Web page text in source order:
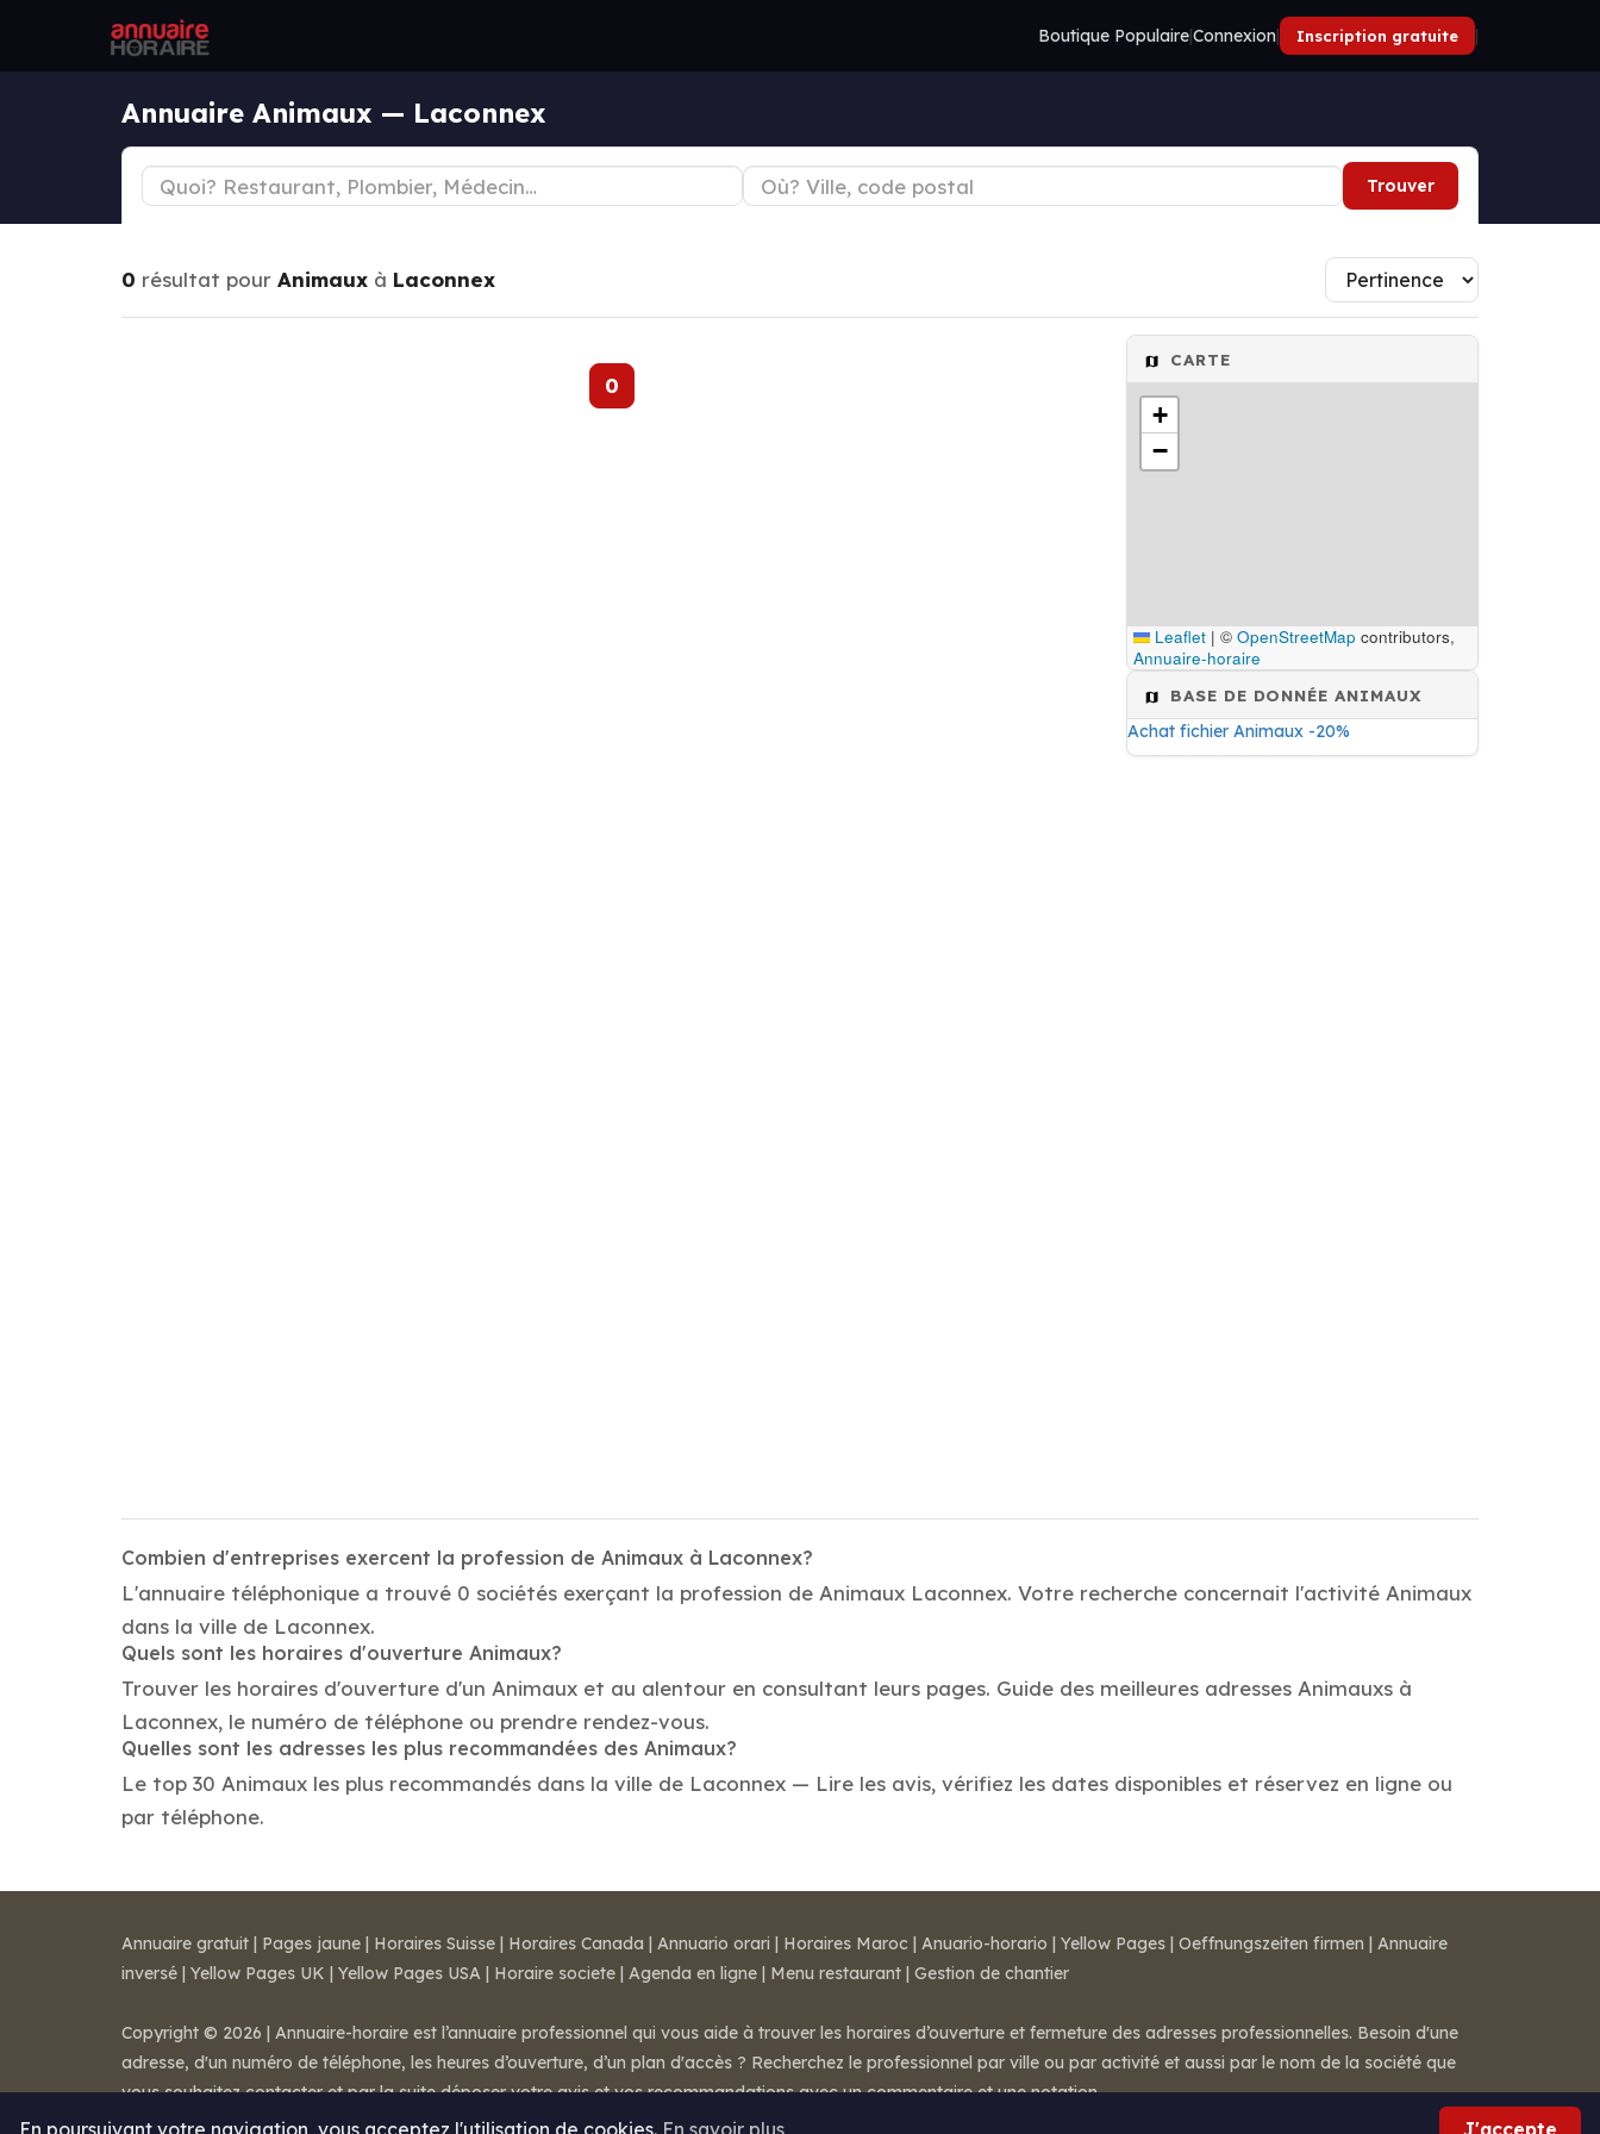
Boutique Populaire|Connexion| Inscription gratuite |
Annuaire Animaux — Laconnex
Trouver
0 résultat pour Animaux à Laconnex
0
CARTE
+
−
Leaflet | © OpenStreetMap contributors,
Annuaire-horaire
BASE DE DONNÉE ANIMAUX
Achat fichier Animaux -20%
Combien d'entreprises exercent la profession de Animaux à Laconnex?
L'annuaire téléphonique a trouvé 0 sociétés exerçant la profession de Animaux Laconnex. Votre recherche concernait l'activité Animaux
dans la ville de Laconnex.
Quels sont les horaires d'ouverture Animaux?
Trouver les horaires d'ouverture d'un Animaux et au alentour en consultant leurs pages. Guide des meilleures adresses Animauxs à
Laconnex, le numéro de téléphone ou prendre rendez-vous.
Quelles sont les adresses les plus recommandées des Animaux?
Le top 30 Animaux les plus recommandés dans la ville de Laconnex — Lire les avis, vérifiez les dates disponibles et réservez en ligne ou
par téléphone.
En poursuivant votre navigation, vous acceptez l'utilisation de cookies. En savoir plus J'accepte
Annuaire gratuit | Pages jaune | Horaires Suisse | Horaires Canada | Annuario orari | Horaires Maroc | Anuario-horario | Yellow Pages | Oeffnungszeiten firmen | Annuaire
inversé | Yellow Pages UK | Yellow Pages USA | Horaire societe | Agenda en ligne | Menu restaurant | Gestion de chantier
Copyright © 2026 | Annuaire-horaire est l’annuaire professionnel qui vous aide à trouver les horaires d’ouverture et fermeture des adresses professionnelles. Besoin d'une
adresse, d'un numéro de téléphone, les heures d’ouverture, d’un plan d'accès ? Recherchez le professionnel par ville ou par activité et aussi par le nom de la société que
vous souhaitez contacter et par la suite déposer votre avis et vos recommandations avec un commentaire et une notation.
Mentions légales-Conditions de ventes- Contact